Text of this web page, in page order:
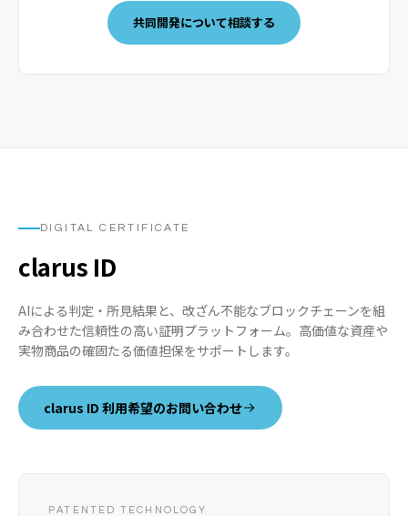
共同開発について相談する
PATENTED TECHNOLOGY
DIGITAL CERTIFICATE
clarus ID
AIによる判定・所見結果と、改ざん不能なブロックチェーンを組
み合わせた信頼性の高い証明プラットフォーム。高価値な資産や
実物商品の確固たる価値担保をサポートします。
clarus ID 利用希望のお問い合わせ